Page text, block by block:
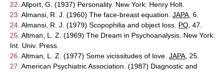
22. Allport, G. (1937) Personality. New York: Henry Holt.
23. Almansi, R. J. (1960) The face-breast equation. JAPA , 6.
24. Almansi, R. J. (1979) Scopophilia and object loss. PQ , 47.
25. Altman, L. Z. (1969) The Dream in Psychoanalysis. New York:
Int. Univ. Press.
26. Altman, L. Z. (1977) Some vicissitudes of love. JAPA , 25.
27. American Psychiatric Association. (1987) Diagnostic and